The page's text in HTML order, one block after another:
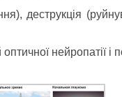
деструкція
нейропатії